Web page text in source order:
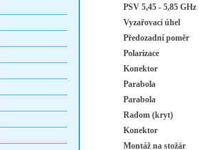
PSV 5,45 - 5,85 GHz
Vyzařovací úhel
Předozadní poměr
Polarizace
Konektor
Parabola
Parabola
Radom (kryt)
Konektor
Montáž na stožár